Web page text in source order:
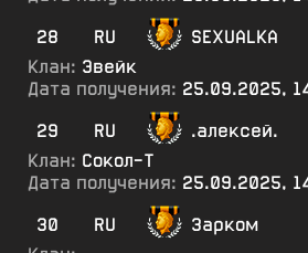
28
RU
SEXUALKA
Клан: Эвейк
Дата получения: 25.09.2025,
29
RU
.алексей.
Клан: Сокол-Т
Дата получения: 25.09.2025,
30
RU
Зарком